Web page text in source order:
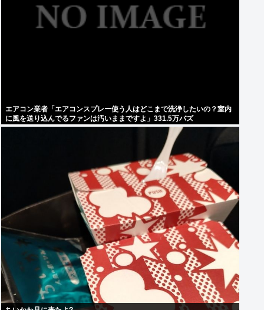
エアコン業者「エアコンスプレー使う人はどこまで洗浄したいの？室内
に風を送り込んでるファンは汚いままですよ」331.5万バズ